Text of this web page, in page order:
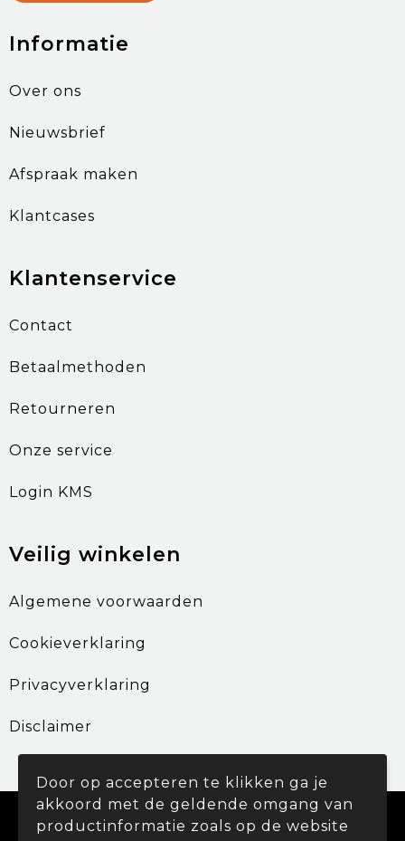
Informatie
Over ons
Nieuwsbrief
Afspraak maken
Klantcases
Klantenservice
Contact
Betaalmethoden
Retourneren
Onze service
Login KMS
Veilig winkelen
Algemene voorwaarden
Cookieverklaring
Privacyverklaring
Disclaimer
© Copyright Promohouse 2024
Door op accepteren te klikken ga je
akkoord met de geldende omgang van
productinformatie zoals op de website